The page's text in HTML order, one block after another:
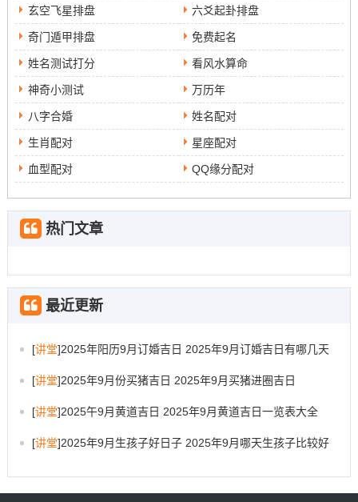
玄空飞星排盘 六爻起卦排盘
奇门遁甲排盘 免费起名
姓名测试打分 看风水算命
神奇小测试 万历年
八字合婚 姓名配对
生肖配对 星座配对
血型配对 QQ缘分配对
热门文章
最近更新
[讲堂]2025年阳历9月订婚吉日 2025年9月订婚吉日有哪几天
[讲堂]2025年9月份买猪吉日 2025年9月买猪进圈吉日
[讲堂]2025午9月黄道吉日 2025年9月黄道吉日一览表大全
[讲堂]2025年9月生孩子好日子 2025年9月哪天生孩子比较好